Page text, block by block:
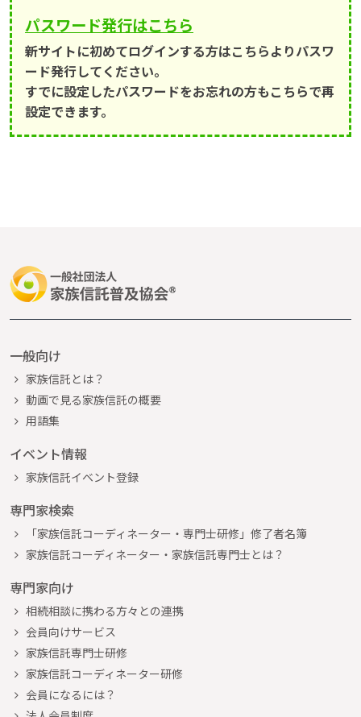
パスワード発行はこちら
新サイトに初めてログインする方はこちらよりパスワ
ード発行してください。
すでに設定したパスワードをお忘れの方もこちらで再
設定できます。
一般向け
家族信託とは？
動画で見る家族信託の概要
用語集
イベント情報
家族信託イベント登録
専門家検索
「家族信託コーディネーター・専門士研修」修了者名簿
家族信託コーディネーター・家族信託専門士とは？
専門家向け
相続相談に携わる方々との連携
会員向けサービス
家族信託専門士研修
家族信託コーディネーター研修
会員になるには？